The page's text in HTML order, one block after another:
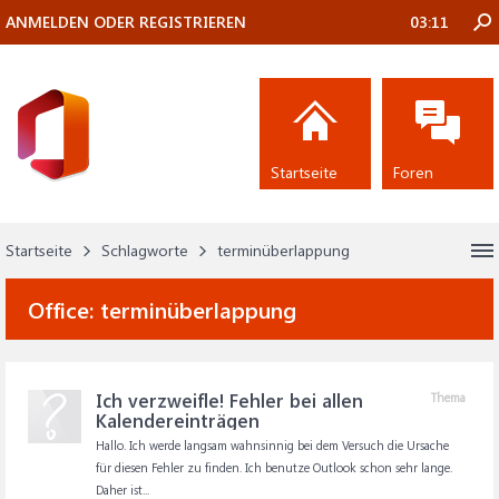
Startseite Schlagworte terminüberlappung
Office: terminüberlappung
Thema
Ich verzweifle! Fehler bei allen
Kalendereinträgen
Hallo. Ich werde langsam wahnsinnig bei dem Versuch die Ursache
für diesen Fehler zu finden. Ich benutze Outlook schon sehr lange.
Daher ist...
ANMELDEN ODER REGISTRIEREN 03:11
Startseite Foren